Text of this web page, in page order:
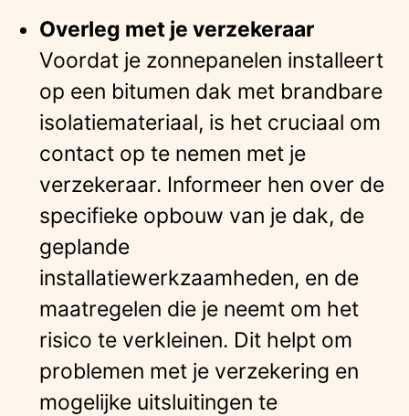
Overleg met je verzekeraar
Voordat je zonnepanelen installeert
op een bitumen dak met brandbare
isolatiemateriaal, is het cruciaal om
contact op te nemen met je
verzekeraar. Informeer hen over de
specifieke opbouw van je dak, de
geplande
installatiewerkzaamheden, en de
maatregelen die je neemt om het
risico te verkleinen. Dit helpt om
problemen met je verzekering en
mogelijke uitsluitingen te